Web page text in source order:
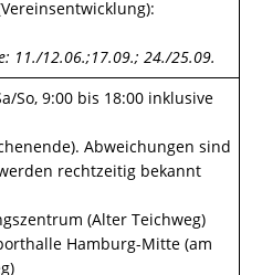
11./12.06.;17.09.; 24./25.09.
So, 9:00 bis 18:00 inklusive
Abweichungen sind
rechtzeitig bekannt
(Alter Teichweg)
Hamburg-Mitte (am